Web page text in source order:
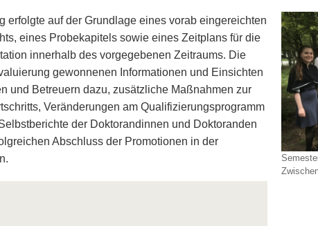
erfolgte auf der Grundlage eines vorab eingereichten
eines Probekapitels sowie eines Zeitplans für die
innerhalb des vorgegebenen Zeitraums. Die
gewonnenen Informationen und Einsichten
und Betreuern dazu, zusätzliche Maßnahmen zur
Veränderungen am Qualifizierungsprogramm
der Doktorandinnen und Doktoranden
Abschluss der Promotionen in der